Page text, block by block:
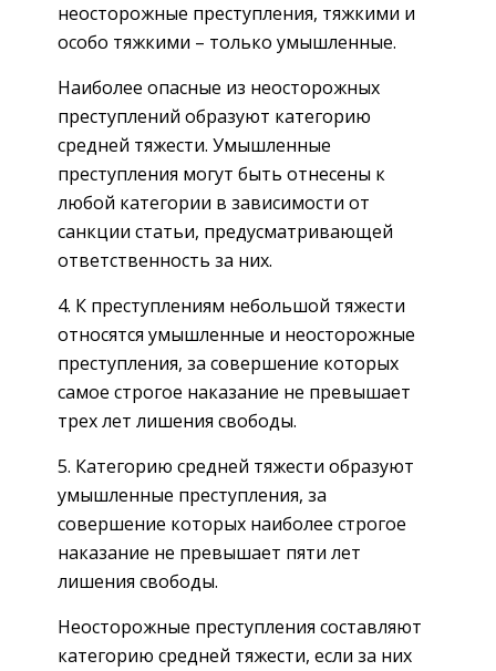
неосторожные преступления, тяжкими и
особо тяжкими – только умышленные.
Наиболее опасные из неосторожных
преступлений образуют категорию
средней тяжести. Умышленные
преступления могут быть отнесены к
любой категории в зависимости от
санкции статьи, предусматривающей
ответственность за них.
4. К преступлениям небольшой тяжести
относятся умышленные и неосторожные
преступления, за совершение которых
самое строгое наказание не превышает
трех лет лишения свободы.
5. Категорию средней тяжести образуют
умышленные преступления, за
совершение которых наиболее строгое
наказание не превышает пяти лет
лишения свободы.
Неосторожные преступления составляют
категорию средней тяжести, если за них